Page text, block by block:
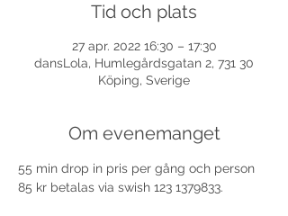
Tid och plats
27 apr. 2022 16:30 – 17:30
dansLola, Humlegårdsgatan 2, 731 30
Köping, Sverige
Om evenemanget
55 min drop in pris per gång och person
85 kr betalas via swish 123 1379833.